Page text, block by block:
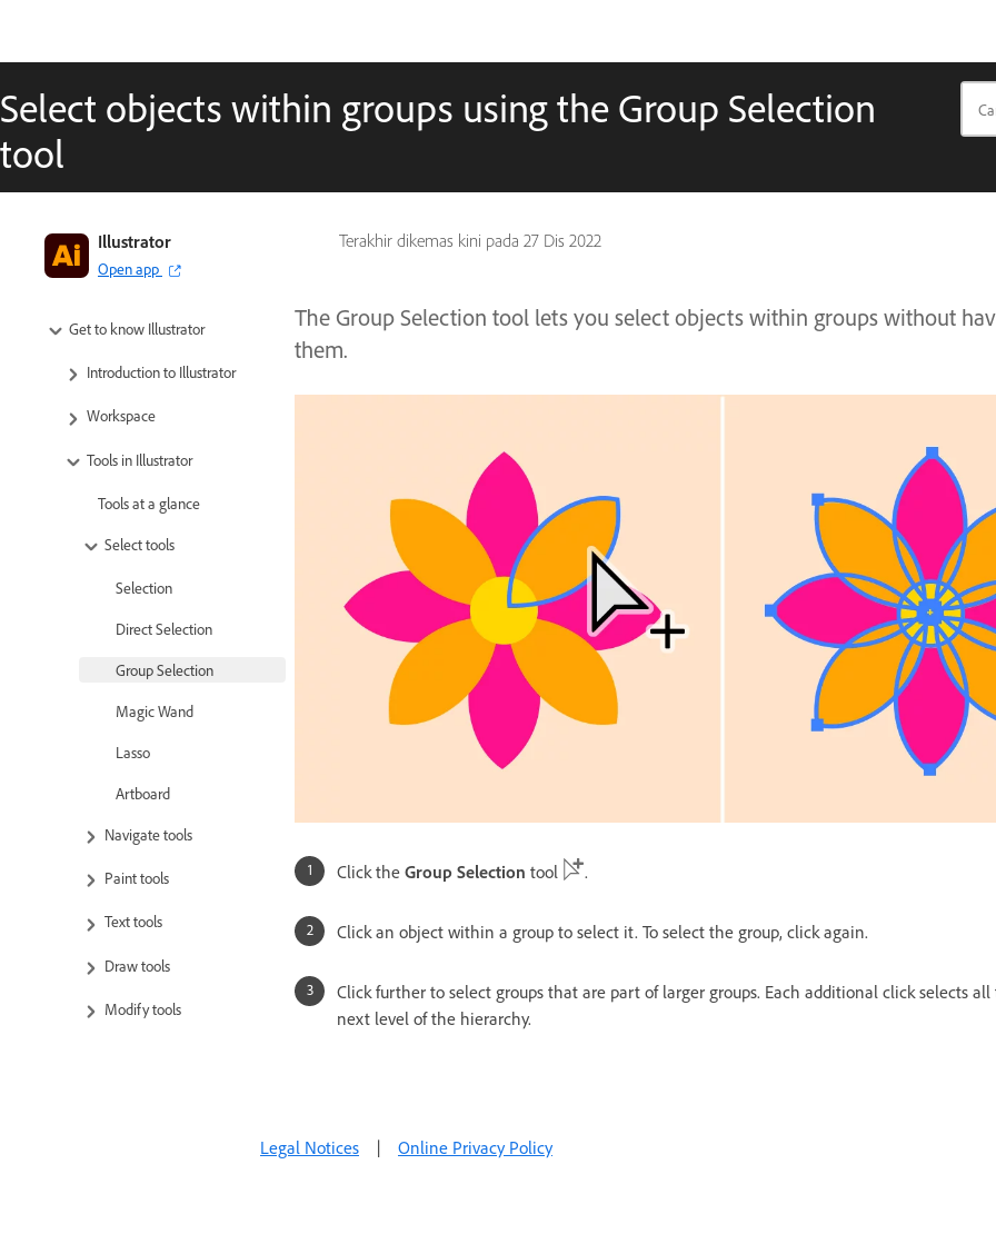
Select objects within groups using the Group Selection
tool
Terakhir dikemas kini pada 27 Dis 2022
Illustrator
Open app
Get to know Illustrator
Introduction to Illustrator
Workspace
Tools in Illustrator
Tools at a glance
Select tools
Selection
Direct Selection
Group Selection
Magic Wand
Lasso
Artboard
Navigate tools
Paint tools
Text tools
Draw tools
Modify tools
The Group Selection tool lets you select objects within groups without
them.
Click the Group Selection tool .
Click an object within a group to select it. To select the group, click again.
Click further to select groups that are part of larger groups. Each additional click selects
next level of the hierarchy.
Legal Notices | Online Privacy Policy